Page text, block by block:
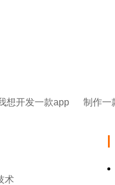
想开发一款app
术